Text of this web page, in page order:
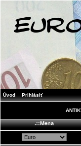
Úvod Prihlásiť
.::Mena